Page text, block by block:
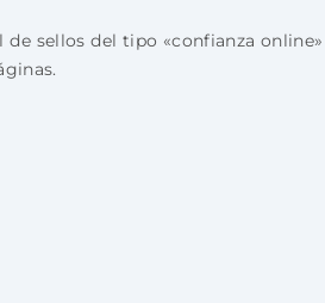
sellos del tipo «confianza